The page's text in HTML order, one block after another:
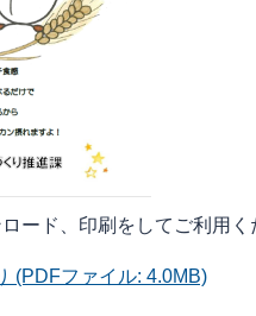
ード、印刷をしてご利用く
(PDFファイル: 4.0MB)